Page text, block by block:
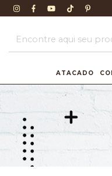
ATACADO